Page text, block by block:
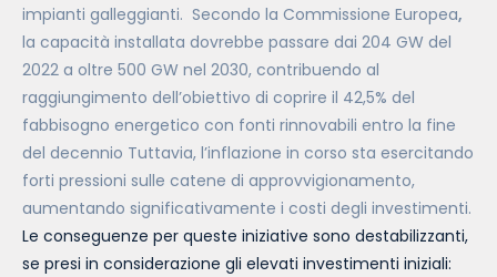
impianti galleggianti. Secondo la Commissione Europea,
la capacità installata dovrebbe passare dai 204 GW del
2022 a oltre 500 GW nel 2030, contribuendo al
raggiungimento dell’obiettivo di coprire il 42,5% del
fabbisogno energetico con fonti rinnovabili entro la fine
del decennio Tuttavia, l’inflazione in corso sta esercitando
forti pressioni sulle catene di approvvigionamento,
aumentando significativamente i costi degli investimenti.
Le conseguenze per queste iniziative sono destabilizzanti,
se presi in considerazione gli elevati investimenti iniziali: